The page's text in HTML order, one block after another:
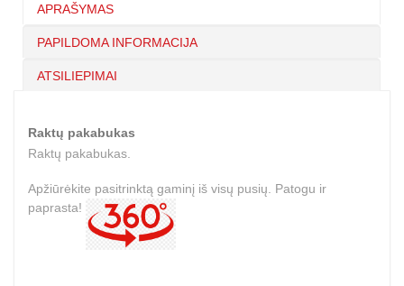
APRAŠYMAS
PAPILDOMA INFORMACIJA
ATSILIEPIMAI
Raktų pakabukas
Raktų pakabukas.
Apžiūrėkite pasitrinktą gaminį iš visų pusių. Patogu ir
paprasta!